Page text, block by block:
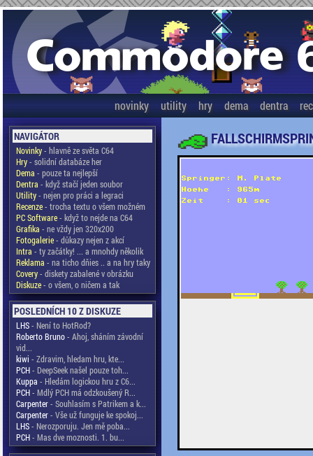
novinky utility hry dema dentra
NAVIGÁTOR
Novinky- hlavně ze světa C64
Hry- solidní databáze her
Dema - pouze ta nejlepší
Dentra - když stačí jeden soubor
Utility- nejen pro práci a legraci
Recenze- trocha textu o všem možném
PC Software- když to nejde na C64
Grafika - ne vždy jen 320x200
Fotogalerie- důkazy nejen z akcí
Intra - ty začátky! ... a mnohdy několik
Reklama - na ticho dňies .. a na hry taky
Covery- diskety zabalené v obrázku
Diskuze- o všem, o ničem a tak
POSLEDNÍCH 10 Z DISKUZE
LHS- Není to HotRod?
Roberto Bruno- Ahoj, sháním závodní
vid...
kiwi - Zdravim, hledam hru, kte...
PCH- DeepSeek našel pouze toh...
Kuppa - Hledám logickou hru z C6...
PCH- Mdlý PCH má odzkoušený R...
Carpenter- Souhlasím s Patrikem a k...
Carpenter- Vše už funguje ke spokoj...
LHS- Nerozporuju. Jen mě poba...
PCH- Mas dve moznosti. 1. bu...